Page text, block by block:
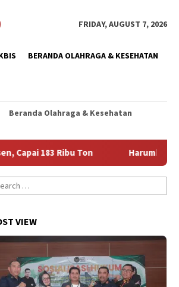
FRIDAY, AUGUST 7, 2026
BERANDA OLAHRAGA & KESEHATAN
Beranda Olahraga & Kesehatan
Ribu Ton Harumkan Nama
VIEW